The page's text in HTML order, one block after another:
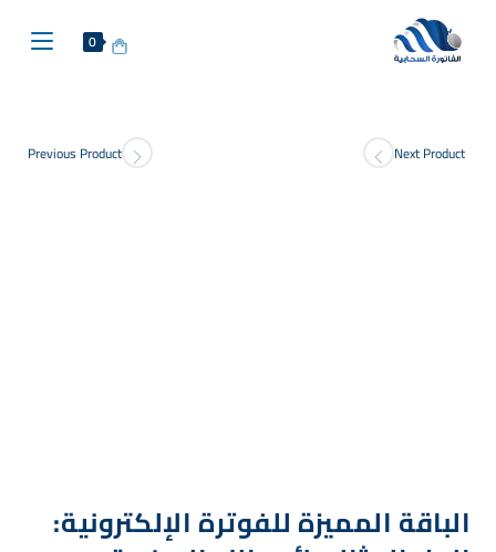
0
Previous Product Next Product
الباقة المميزة للفوترة الإلكترونية: